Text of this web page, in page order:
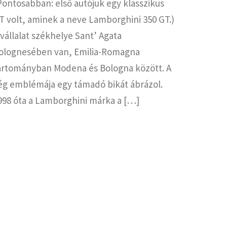
első autójuk egy klasszikus
volt, aminek a neve Lamborghini 350 GT.)
székhelye Sant’ Agata
van, Emilia-Romagna
Modena és Bologna között. A
emblémája egy támadó bikát ábrázol.
óta a Lamborghini márka a […]